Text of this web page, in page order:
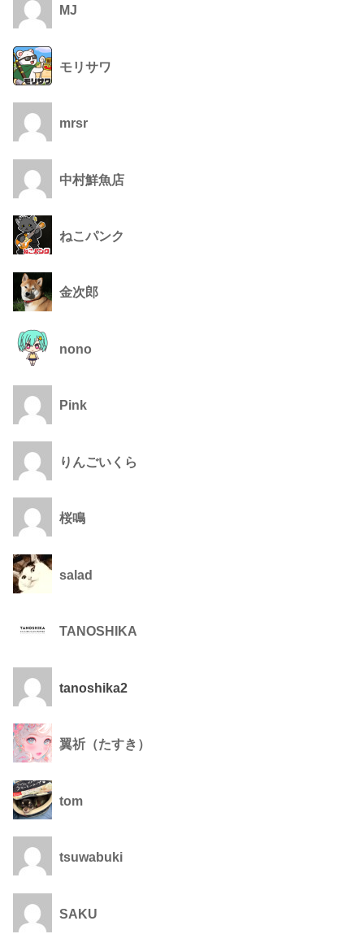
MJ
モリサワ
mrsr
中村鮮魚店
ねこパンク
金次郎
nono
Pink
りんごいくら
桜鳴
salad
TANOSHIKA
tanoshika2
翼祈（たすき）
tom
tsuwabuki
SAKU